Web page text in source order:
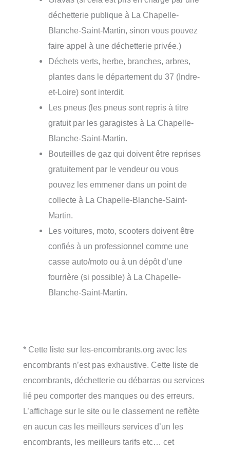
déchetterie publique à La Chapelle-
Blanche-Saint-Martin, sinon vous pouvez
faire appel à une déchetterie privée.)
Déchets verts, herbe, branches, arbres,
plantes dans le département du 37 (Indre-
et-Loire) sont interdit.
Les pneus (les pneus sont repris à titre
gratuit par les garagistes à La Chapelle-
Blanche-Saint-Martin.
Bouteilles de gaz qui doivent être reprises
gratuitement par le vendeur ou vous
pouvez les emmener dans un point de
collecte à La Chapelle-Blanche-Saint-
Martin.
Les voitures, moto, scooters doivent être
confiés à un professionnel comme une
casse auto/moto ou à un dépôt d’une
fourrière (si possible) à La Chapelle-
Blanche-Saint-Martin.
* Cette liste sur les-encombrants.org avec les
encombrants n’est pas exhaustive. Cette liste de
encombrants, déchetterie ou débarras ou services
lié peu comporter des manques ou des erreurs.
L’affichage sur le site ou le classement ne reflète
en aucun cas les meilleurs services d’un les
encombrants, les meilleurs tarifs etc… cet